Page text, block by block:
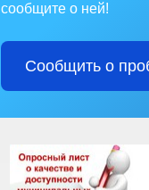
сообщите о ней!
Сообщить о